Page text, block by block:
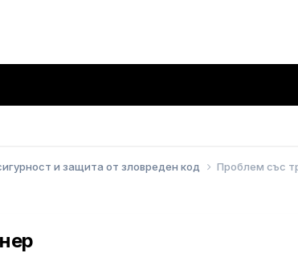
и защита от зловреден код Проблем със